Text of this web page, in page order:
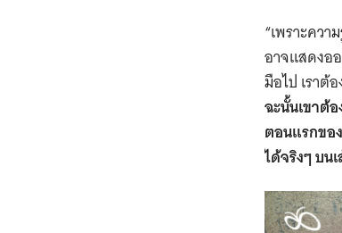
“เพราะคว
อาจแสดงอ
มือไป เราต้อ
ฉะนั้นเขาต้
ตอนแรกขอ
ได้จริงๆ บน